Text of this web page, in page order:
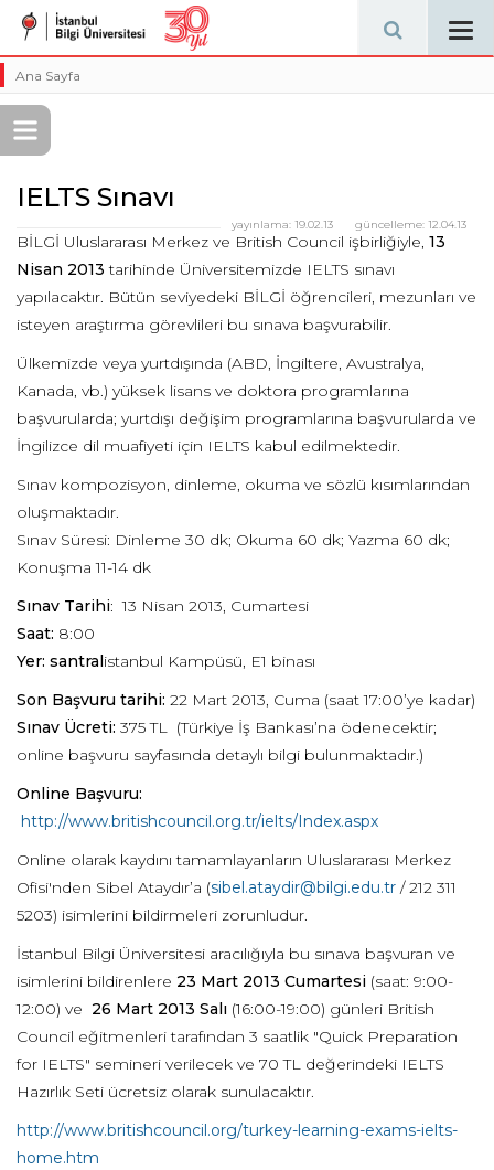
Ana Sayfa
IELTS Sınavı
güncelleme: 12.04.13
yayınlama: 19.02.13
BİLGİ Uluslararası Merkez ve British Council işbirliğiyle, 13
Nisan 2013 tarihinde Üniversitemizde IELTS sınavı
yapılacaktır. Bütün seviyedeki BİLGİ öğrencileri, mezunları ve
isteyen araştırma görevlileri bu sınava başvurabilir.
Ülkemizde veya yurtdışında (ABD, İngiltere, Avustralya,
Kanada, vb.) yüksek lisans ve doktora programlarına
başvurularda; yurtdışı değişim programlarına başvurularda ve
İngilizce dil muafiyeti için IELTS kabul edilmektedir.
Sınav kompozisyon, dinleme, okuma ve sözlü kısımlarından
oluşmaktadır.
Sınav Süresi: Dinleme 30 dk; Okuma 60 dk; Yazma 60 dk;
Konuşma 11-14 dk
Sınav Tarihi: 13 Nisan 2013, Cumartesi
Saat: 8:00
Yer: santralistanbul Kampüsü, E1 binası
Son Başvuru tarihi: 22 Mart 2013, Cuma (saat 17:00’ye kadar)
Sınav Ücreti: 375 TL (Türkiye İş Bankası’na ödenecektir;
online başvuru sayfasında detaylı bilgi bulunmaktadır.)
Online Başvuru:
http://www.britishcouncil.org.tr/ielts/Index.aspx
Online olarak kaydını tamamlayanların Uluslararası Merkez
Ofisi'nden Sibel Ataydır’a (sibel.ataydir@bilgi.edu.tr / 212 311
5203) isimlerini bildirmeleri zorunludur.
İstanbul Bilgi Üniversitesi aracılığıyla bu sınava başvuran ve
isimlerini bildirenlere 23 Mart 2013 Cumartesi (saat: 9:00-
12:00) ve 26 Mart 2013 Salı (16:00-19:00) günleri British
Council eğitmenleri tarafından 3 saatlik "Quick Preparation
for IELTS" semineri verilecek ve 70 TL değerindeki IELTS
Hazırlık Seti ücretsiz olarak sunulacaktır.
http://www.britishcouncil.org/turkey-learning-exams-ielts-
home.htm